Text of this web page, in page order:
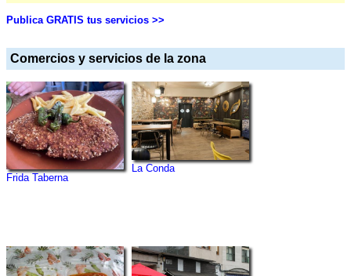
Publica GRATIS tus servicios >>
Comercios y servicios de la zona
Frida Taberna
La Conda